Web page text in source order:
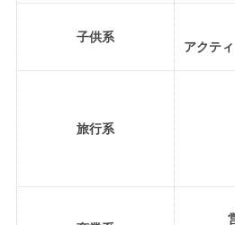
子供系
アクテ
旅行系